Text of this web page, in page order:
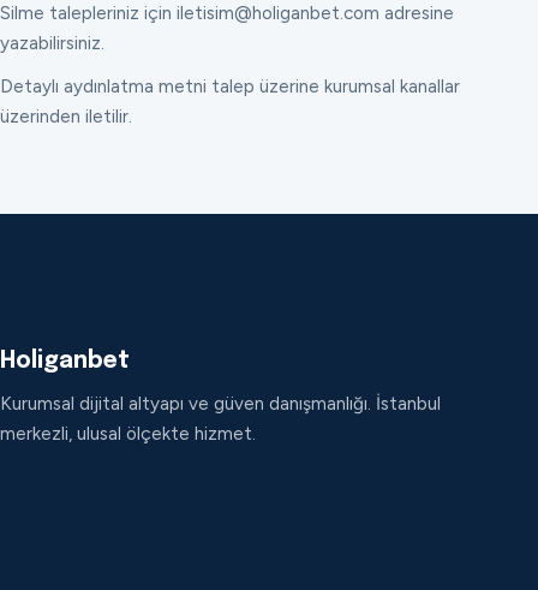
Silme talepleriniz için iletisim@holiganbet.com adresine
yazabilirsiniz.
Detaylı aydınlatma metni talep üzerine kurumsal kanallar
üzerinden iletilir.
Holiganbet
Kurumsal dijital altyapı ve güven danışmanlığı. İstanbul
merkezli, ulusal ölçekte hizmet.